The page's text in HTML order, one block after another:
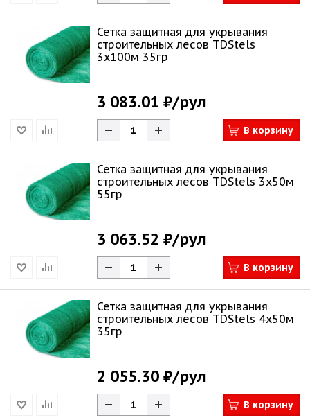
Сетка защитная для укрывания
строительных лесов TDStels
3х100м 35гр
3 083.01 ₽/рул
В корзину
Сетка защитная для укрывания
строительных лесов TDStels 3х50м
55гр
3 063.52 ₽/рул
В корзину
Сетка защитная для укрывания
строительных лесов TDStels 4х50м
35гр
2 055.30 ₽/рул
В корзину